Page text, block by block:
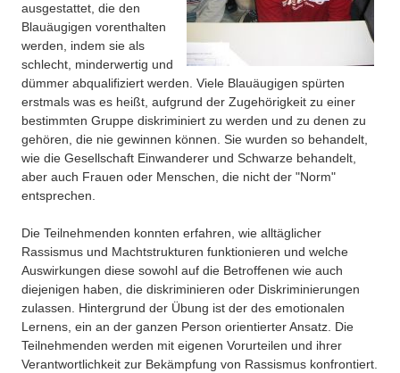
ausgestattet, die den
Blauäugigen vorenthalten
werden, indem sie als
schlecht, minderwertig und
dümmer abqualifiziert werden. Viele Blauäugigen spürten
erstmals was es heißt, aufgrund der Zugehörigkeit zu einer
bestimmten Gruppe diskriminiert zu werden und zu denen zu
gehören, die nie gewinnen können. Sie wurden so behandelt,
wie die Gesellschaft Einwanderer und Schwarze behandelt,
aber auch Frauen oder Menschen, die nicht der "Norm"
entsprechen.
Die Teilnehmenden konnten erfahren, wie alltäglicher
Rassismus und Machtstrukturen funktionieren und welche
Auswirkungen diese sowohl auf die Betroffenen wie auch
diejenigen haben, die diskriminieren oder Diskriminierungen
zulassen. Hintergrund der Übung ist der des emotionalen
Lernens, ein an der ganzen Person orientierter Ansatz. Die
Teilnehmenden werden mit eigenen Vorurteilen und ihrer
Verantwortlichkeit zur Bekämpfung von Rassismus konfrontiert.